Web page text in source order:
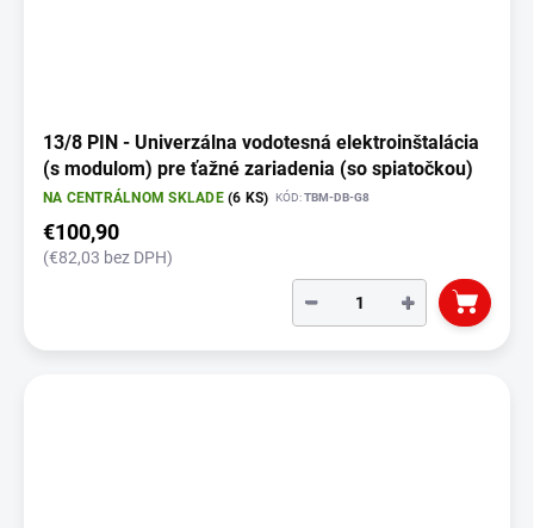
13/8 PIN - Univerzálna vodotesná elektroinštalácia
(s modulom) pre ťažné zariadenia (so spiatočkou)
NA CENTRÁLNOM SKLADE(6 KS) KÓD:TBM-DB-G8
€100,90
(€82,03 bez DPH)
+
−